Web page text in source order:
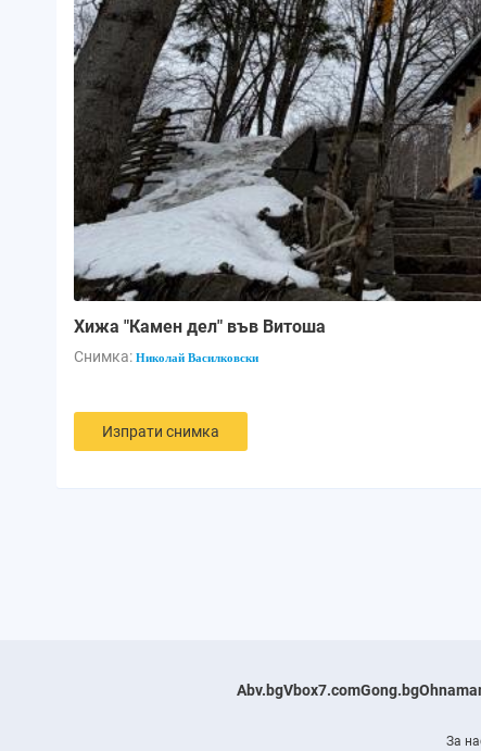
Хижа "Камен дел" във Витоша
Снимка: Николай Василковски
Изпрати снимка
Abv.bgVbox7.comGong.bg
За